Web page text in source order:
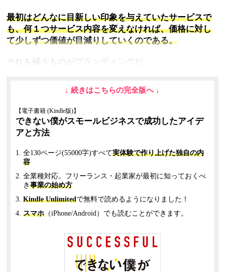
最初はどんなに目新しい印象を与えていたサービスで
も、何１つサービス内容を変えなければ、価格に対し
て少しずつ価値が目減りしていくのである。
それを補うものがブランディングだ。
一方、同じ年月が経過している弁当屋はどうだろう？
古くなれば古くなるほど、値段を安くしなければ売れ
にくいのではないだろうか？
ステーキ専門店が売っている１日５０個限定の１００
０円の「焼肉御前」の中身が同じだったとしても、や
はり多くの人はステーキ専門店の弁当を食べてみたい
と思うものである。
内容は変わらない。味も変わらない。
違うのはイメージだけだ。
専門店で作っている個数限定の弁当だからおいしいに
違いない、という「 希少なイメージ」と、ステーキ専
門店という高そうな店の商品をリーズナブルな価格で
お得感」だ。どちらもお客さんの勝手
↓ 続きはこちらの完全版へ ↓
【電子書籍 (Kindle版)】
できない僕がスモールビジネスで成功したアイデ
アと方法
全130ページ(55000字)すべて実体験で作り上げた独自の内
容
全業種対応。フリーランス・起業家が最初に知っておくべ
き事業の始め方
Kindle Unlimitedで無料で読めるようになりました！
スマホ （iPhone/Android）でも読むことができます。